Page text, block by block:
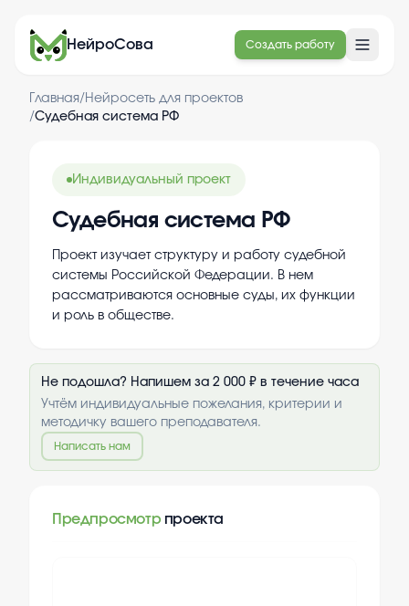
НейроСова Создать работу
Главная/ Нейросеть для проектов
/Судебная система РФ
Индивидуальный проект
Судебная система РФ
Проект изучает структуру и работу судебной
системы Российской Федерации. В нем
рассматриваются основные суды, их функции
и роль в обществе.
Не подошла? Напишем за 2 000 ₽ в течение часа
Учтём индивидуальные пожелания, критерии и
методичку вашего преподавателя.
Написать нам
Предпросмотр проекта